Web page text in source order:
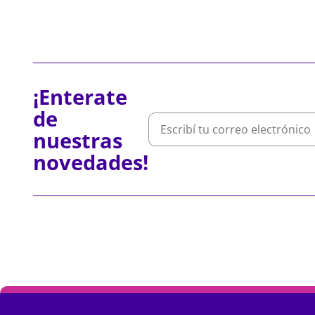
¡Enterate
de
nuestras
novedades!